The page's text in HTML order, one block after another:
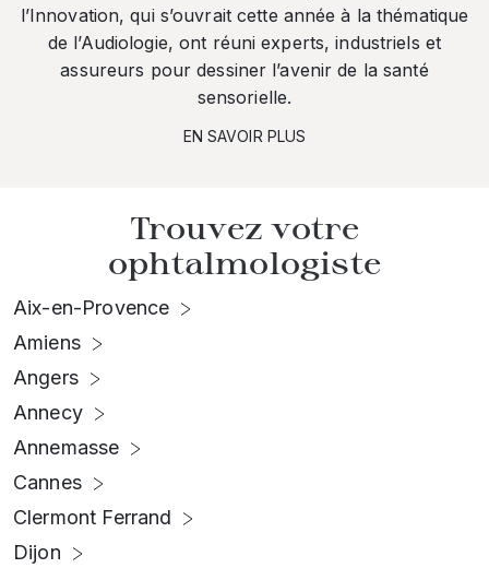
l’Innovation, qui s’ouvrait cette année à la thématique
de l’Audiologie, ont réuni experts, industriels et
assureurs pour dessiner l’avenir de la santé
sensorielle.
EN SAVOIR PLUS
Trouvez votre
ophtalmologiste
Aix-en-Provence
Amiens
Angers
Annecy
Annemasse
Cannes
Clermont Ferrand
Dijon